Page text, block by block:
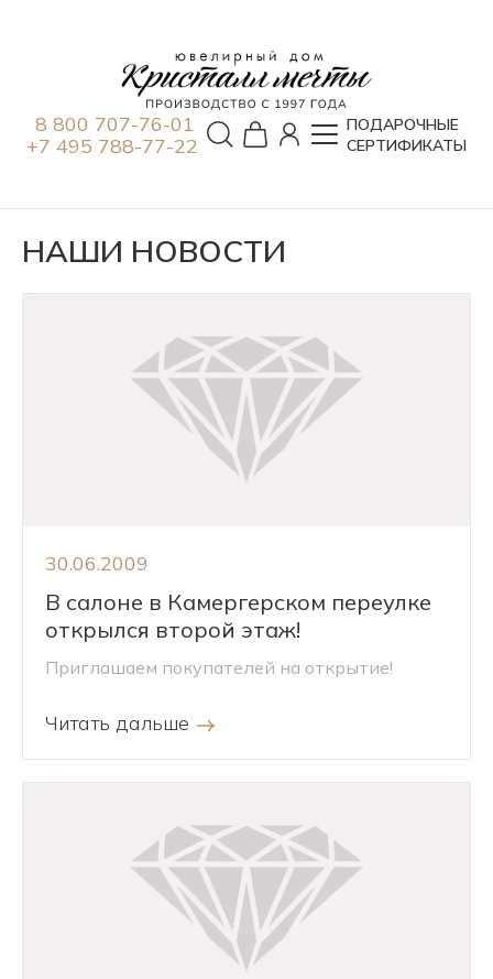
8 800 707-76-01
+7 495 788-77-22
ПОДАРОЧНЫЕ
СЕРТИФИКАТЫ
НАШИ НОВОСТИ
30.06.2009
В салоне в Камергерском переулке
открылся второй этаж!
Приглашаем покупателей на открытие!
Читать дальше